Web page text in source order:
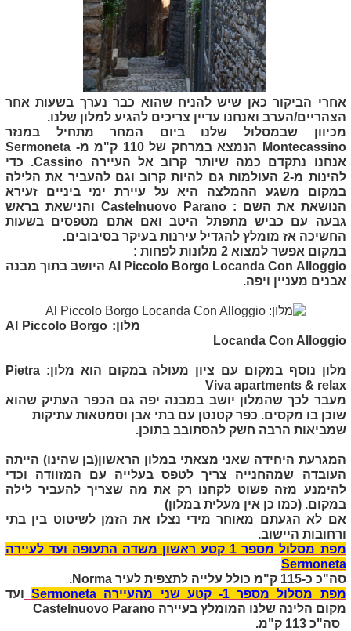
אחרי הביקור כאן שיש להניח שהוא כבר נערך בשעות אחר
הצהריים/הערב ואנחנו עדיין צריכים להגיע למלון שלנו.
מכיוון שבמסלול שלנו ביום המחר מתחיל במנזר
Montecassino
הנמצא במרחק של 110 ק"מ מ-
Sermoneta
אנחנו נתקדם כמה שיותר קרוב אל העיירה Cassino. כדי
להינות מ-2 העולמות גם להיות קרוב וגם להעביר את הלילה
במקום משגע ההמלצה היא על עיירת ימי ביניים זעירא
הנושאת את השם :Castelnuovo Parano והנישאת בראש
גבעה עם כביש מתפתל היטב ואם אתם מטפסים בשעות
החשיכה אז מומלץ להגדיל עירנות בעיקר בסיבובים.
במקום אפשר למצוא 2 מלונות לפחות :
Al Piccolo Borgo Locanda Con Alloggio היושב בתוך מבנה
אבנים מעניין ויפה.
מלון: Al Piccolo Borgo
Locanda Con Alloggio
מלון נוסף במקום עם ציון מעולה במקום הוא מלון: Pietra
Viva apartments & relax
מעבר לכך שהמלון יושב במבנה יפה גם הכפר העתיק שהוא
שוכן בו מקסים. כפר קטנטן עם בתי אבן וסמטאות עתיקות
שמביאות הרבה חשק להסתובב בתוכן.
המגרעת היחידה שאני מצאתי במלון הראשון(בן שהינו) הייתה
העובדה שמהחנייה צריך לטפס בעלייה עם המזוודה וכדי
להימנע מזה פשוט לקחנו רק את מה שצריך להעביר לילה
במקום. (כמו כן אין מעלית במלון)
אם לא הגעתם מאוחר מידי נצלו את הזמן לשיטוט בין בתי
ורחובות היישוב.
מפת מסלול מספר 1 קטע ראשון משדה התעופה ועד לעיירה
Sermoneta
סה"כ כ-115 ק"מ כולל עלייה לתצפית לעיר
Norma
.
מפת מסלול מספר 1- קטע שני מהעיירה
Sermoneta
ועד
מקום הלינה שלנו המומלץ בעיירהCastelnuovo Parano
סה"כ 113 ק"מ.